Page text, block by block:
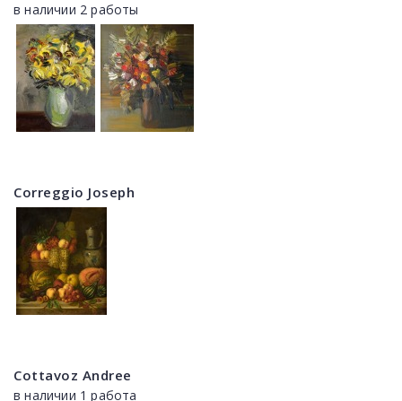
в наличии 2 работы
Correggio Joseph
Cottavoz Andree
в наличии 1 работа